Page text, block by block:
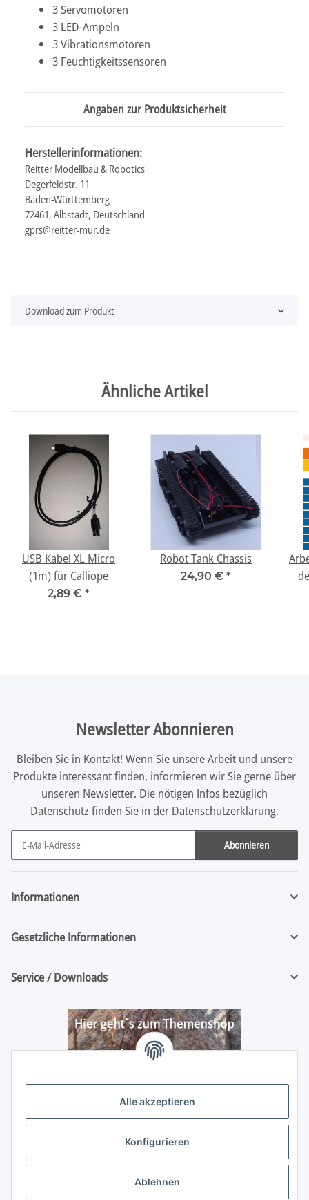
Alle akzeptieren
Konfigurieren
Ablehnen
3 Servomotoren
3 LED-Ampeln
3 Vibrationsmotoren
3 Feuchtigkeitssensoren
Angaben zur Produktsicherheit
Herstellerinformationen:
Reitter Modellbau & Robotics
Degerfeldstr. 11
Baden-Württemberg
72461, Albstadt, Deutschland
gprs@reitter-mur.de
Download zum Produkt
Ähnliche Artikel
USB Kabel XL Micro
(1m) für Calliope
2,89 € *
Robot Tank Chassis
24,90 € *
Newsletter Abonnieren
Bleiben Sie in Kontakt! Wenn Sie unsere Arbeit und unsere
Produkte interessant finden, informieren wir Sie gerne über
unseren Newsletter. Die nötigen Infos bezüglich
Datenschutz finden Sie in der Datenschutzerklärung.
Abonnieren
Newsletter Abonnieren
Informationen
Gesetzliche Informationen
Service / Downloads